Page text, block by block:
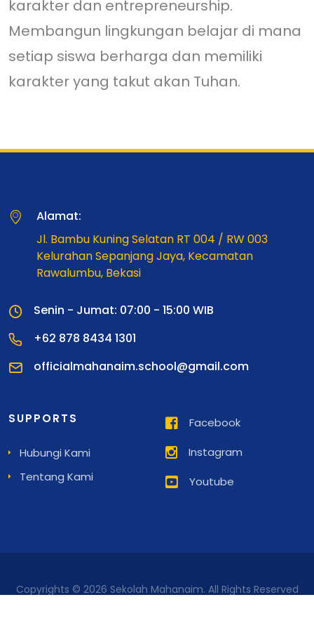
karakter dan entrepreneurship.
Membangun lingkungan belajar di mana
setiap siswa berharga dan memiliki
karakter yang takut akan Tuhan.
Alamat:
Jl. Bambu Kuning Selatan RT 004 / RW 003
Kelurahan Sepanjang Jaya, Kecamatan
Rawalumbu, Bekasi
Senin - Jumat: 07:00 - 15:00 WIB
+62 878 8434 1301
officialmahanaim.school@gmail.com
SUPPORTS
Hubungi Kami
Tentang Kami
Facebook
Instagram
Youtube
Copyrights © 2026 Sekolah Mahanaim. All Rights Reserved